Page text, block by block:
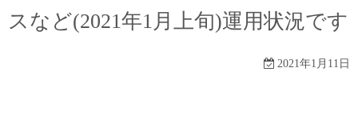
スなど(2021年1月上旬)運用状況です
2021年1月11日